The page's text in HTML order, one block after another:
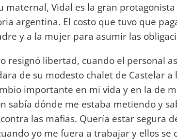
maternal, Vidal es la gran
argentina. El costo que tuvo que
y a la mujer para asumir las
resignó libertad, cuando el personal
de su modesto chalet de Castelar a
importante en mi vida y en la de
sabía dónde me estaba metiendo y
las mafias. Quería estar segura
yo me fuera a trabajar y ellos se